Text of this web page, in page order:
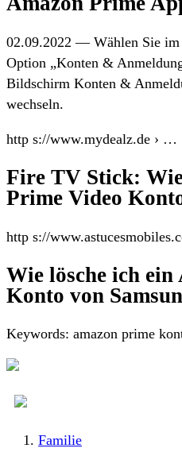
02.09.2022 — Wählen Sie im
Option „Konten &
Bildschirm Konten &
wechseln.
http s://www.mydealz.de › …
Fire TV Stick:
Prime Video
http s://
Wie lösche ich ein
Konto von
Keywords: amazon prime
Familie